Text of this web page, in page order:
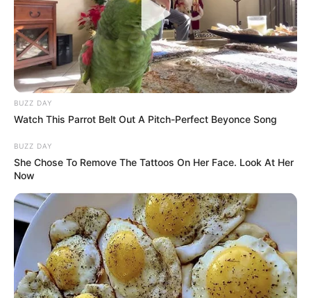
BUZZ DAY
Watch This Parrot Belt Out A Pitch-Perfect Beyonce Song
BUZZ DAY
She Chose To Remove The Tattoos On Her Face. Look At Her
Now